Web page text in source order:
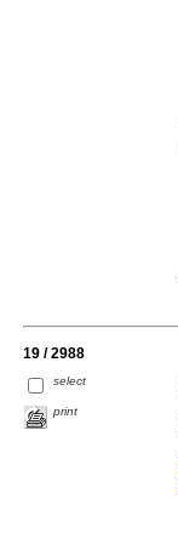
19 / 2988
select
print